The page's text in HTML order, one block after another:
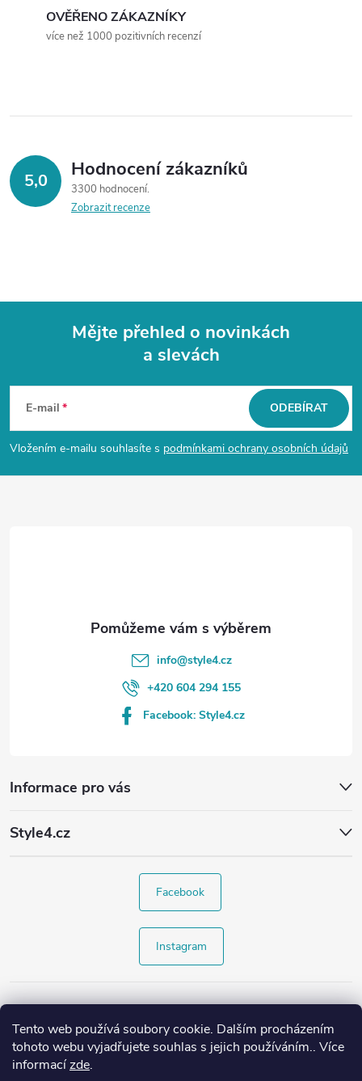
Tento web používá soubory cookie. Dalším procházením
tohoto webu vyjadřujete souhlas s jejich používáním.. Více
informacízde.
OVĚŘENO ZÁKAZNÍKY
více než 1000 pozitivních recenzí
5,0 Hodnocení zákazníků
3300 hodnocení
Zobrazit recenze
p
Mějte přehled o novinkách
a slevách
E-mail
Vložením e-mailu souhlasíte s podmínkami ochrany osobních údajů
ODEBÍRAT
Informace pro vás
Style4.cz
info@style4.cz
+420 604 294 155
Facebook: Style4.cz
Facebook
Instagram